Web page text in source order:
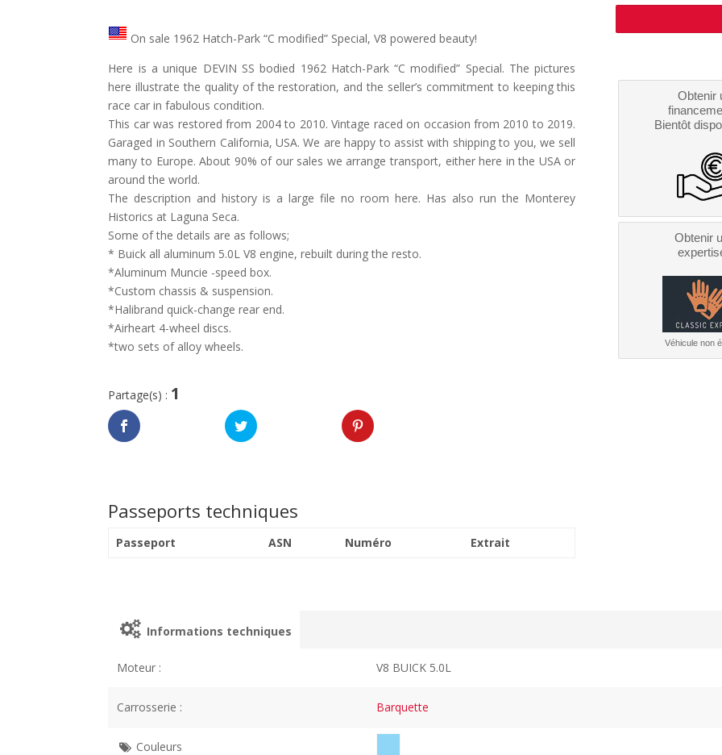
On sale 1962 Hatch-Park “C modified” Special, V8 powered beauty!
Here is a unique DEVIN SS bodied 1962 Hatch-Park “C modified” Special. The pictures
here illustrate the quality of the restoration, and the seller’s commitment to keeping this
race car in fabulous condition.
This car was restored from 2004 to 2010. Vintage raced on occasion from 2010 to 2019.
Garaged in Southern California, USA. We are happy to assist with shipping to you, we sell
many to Europe. About 90% of our sales we arrange transport, either here in the USA or
around the world.
The description and history is a large file no room here. Has also run the Monterey
Historics at Laguna Seca.
Some of the details are as follows;
* Buick all aluminum 5.0L V8 engine, rebuilt during the resto.
*Aluminum Muncie -speed box.
*Custom chassis & suspension.
*Halibrand quick-change rear end.
*Airheart 4-wheel discs.
*two sets of alloy wheels.
Partage(s) : 1
Passeports techniques
Passeport ASN Numéro Extrait
Obtenir
Bientôt
Obtenir
Véhicule non
Informations techniques
Moteur : V8 BUICK 5.0L
Carrosserie : Barquette
Couleurs